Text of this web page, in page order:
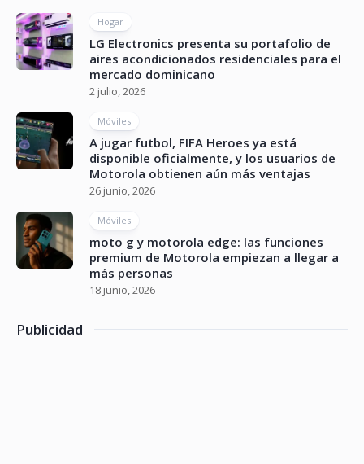
Hogar
LG Electronics presenta su portafolio de
aires acondicionados residenciales para el
mercado dominicano
2 julio, 2026
Móviles
A jugar futbol, FIFA Heroes ya está
disponible oficialmente, y los usuarios de
Motorola obtienen aún más ventajas
26 junio, 2026
Móviles
moto g y motorola edge: las funciones
premium de Motorola empiezan a llegar a
más personas
18 junio, 2026
Publicidad